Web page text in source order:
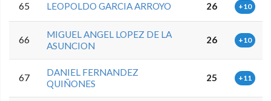
65 LEOPOLDO GARCIA ARROYO 26 +10
66
MIGUEL ANGEL LOPEZ DE LA
ASUNCION
26 +10
67
DANIEL FERNANDEZ
QUIÑONES
25 +11